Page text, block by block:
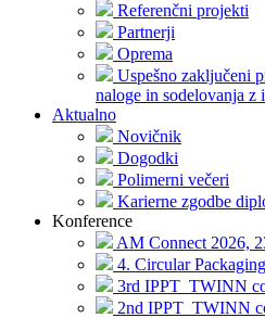
Referenčni projekti
Partnerji
Oprema
Uspešno zaključeni
naloge in sodelovanja z
Aktualno
Novičnik
Dogodki
Polimerni večeri
Karierne zgodbe
Konference
AM Connect 2026,
4. Circular
3rd IPPT_TWINN
2nd IPPT_TWINN